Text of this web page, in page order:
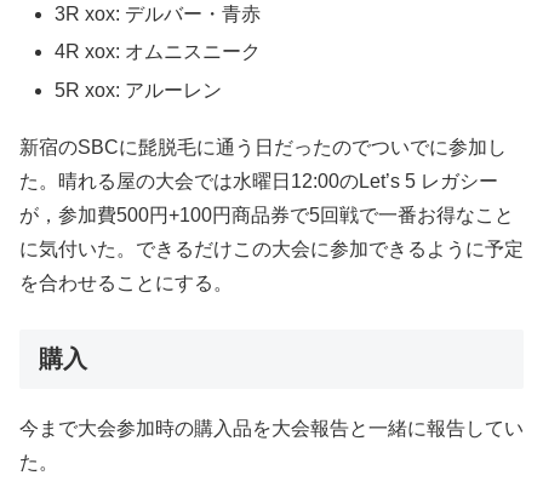
3R xox: デルバー・青赤
4R xox: オムニスニーク
5R xox: アルーレン
新宿のSBCに髭脱毛に通う日だったのでついでに参加し
た。晴れる屋の大会では水曜日12:00のLet’s 5 レガシー
が，参加費500円+100円商品券で5回戦で一番お得なこと
に気付いた。できるだけこの大会に参加できるように予定
を合わせることにする。
購入
今まで大会参加時の購入品を大会報告と一緒に報告してい
た。